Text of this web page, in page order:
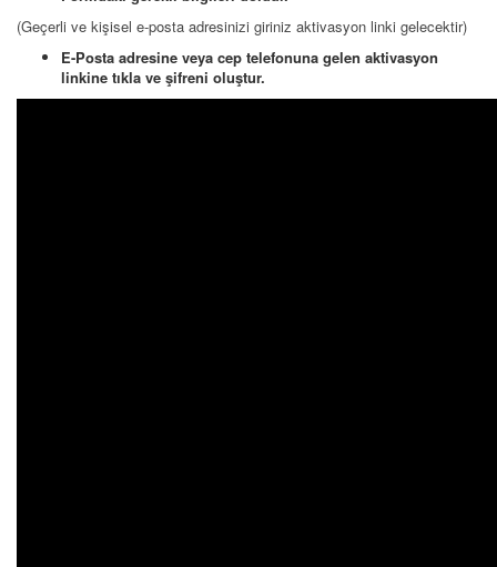
(Geçerli ve kişisel e-posta adresinizi giriniz aktivasyon linki gelecektir)
E-Posta adresine veya cep telefonuna gelen aktivasyon
linkine tıkla ve şifreni oluştur.